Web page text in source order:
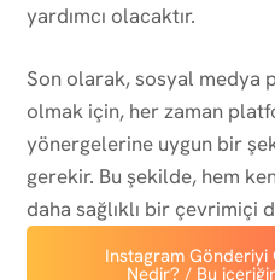
yardımcı olacaktır.
Son olarak, sosyal medya
olmak için, her zaman
yönergelerine uygun bir
gerekir. Bu şekilde, hem
daha sağlıklı bir çevrimiçi
Instagram Gönderiyi
Nedir? / Bu